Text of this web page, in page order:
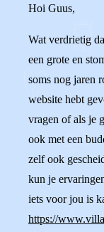
Hoi Guus,
Wat verdrietig
een grote en
soms nog jaren
website hebt
vragen of als je
ook met een
zelf ook
kun je
iets voor jou is
https://